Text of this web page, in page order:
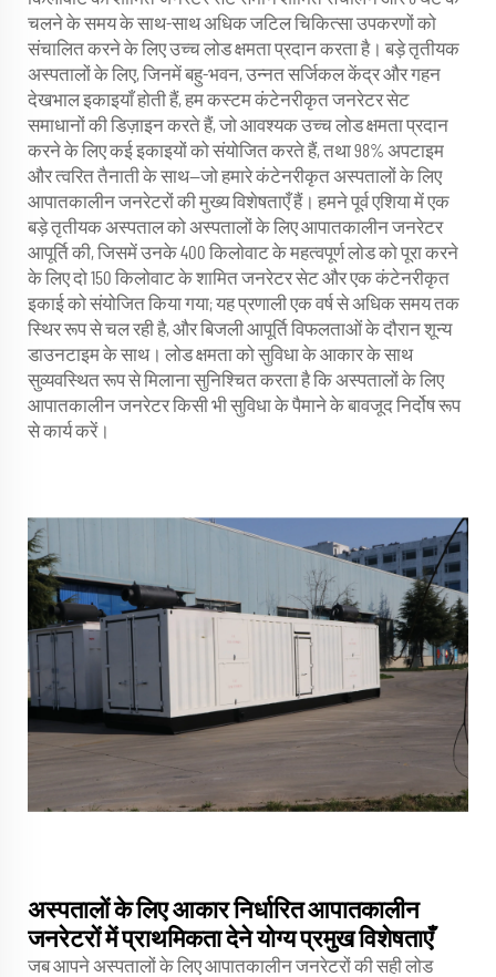
चलने के समय के साथ-साथ अधिक जटिल चिकित्सा उपकरणों को
संचालित करने के लिए उच्च लोड क्षमता प्रदान करता है। बड़े तृतीयक
अस्पतालों के लिए, जिनमें बहु-भवन, उन्नत सर्जिकल केंद्र और गहन
देखभाल इकाइयाँ होती हैं, हम कस्टम कंटेनरीकृत जनरेटर सेट
समाधानों की डिज़ाइन करते हैं, जो आवश्यक उच्च लोड क्षमता प्रदान
करने के लिए कई इकाइयों को संयोजित करते हैं, तथा 98% अपटाइम
और त्वरित तैनाती के साथ—जो हमारे कंटेनरीकृत अस्पतालों के लिए
आपातकालीन जनरेटरों की मुख्य विशेषताएँ हैं। हमने पूर्व एशिया में एक
बड़े तृतीयक अस्पताल को अस्पतालों के लिए आपातकालीन जनरेटर
आपूर्ति की, जिसमें उनके 400 किलोवाट के महत्वपूर्ण लोड को पूरा करने
के लिए दो 150 किलोवाट के शामित जनरेटर सेट और एक कंटेनरीकृत
इकाई को संयोजित किया गया; यह प्रणाली एक वर्ष से अधिक समय तक
स्थिर रूप से चल रही है, और बिजली आपूर्ति विफलताओं के दौरान शून्य
डाउनटाइम के साथ। लोड क्षमता को सुविधा के आकार के साथ
सुव्यवस्थित रूप से मिलाना सुनिश्चित करता है कि अस्पतालों के लिए
आपातकालीन जनरेटर किसी भी सुविधा के पैमाने के बावजूद निर्दोष रूप
से कार्य करें।
अस्पतालों के लिए आकार निर्धारित आपातकालीन
जनरेटरों में प्राथमिकता देने योग्य प्रमुख विशेषताएँ
जब आपने अस्पतालों के लिए आपातकालीन जनरेटरों की सही लोड